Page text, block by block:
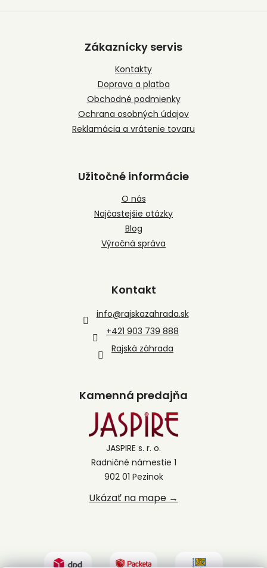
Z
Zákaznícky servis
Kontakty
Doprava a platba
Obchodné podmienky
Ochrana osobných údajov
Reklamácia a vrátenie tovaru
Užitočné informácie
O nás
Najčastejšie otázky
Blog
Výročná správa
Kontakt
info@rajskazahrada.sk
+421 903 739 888
Rajská záhrada
Kamenná predajňa
JASPIRE s. r. o.
Radničné námestie 1
902 01 Pezinok
Ukázať na mape →